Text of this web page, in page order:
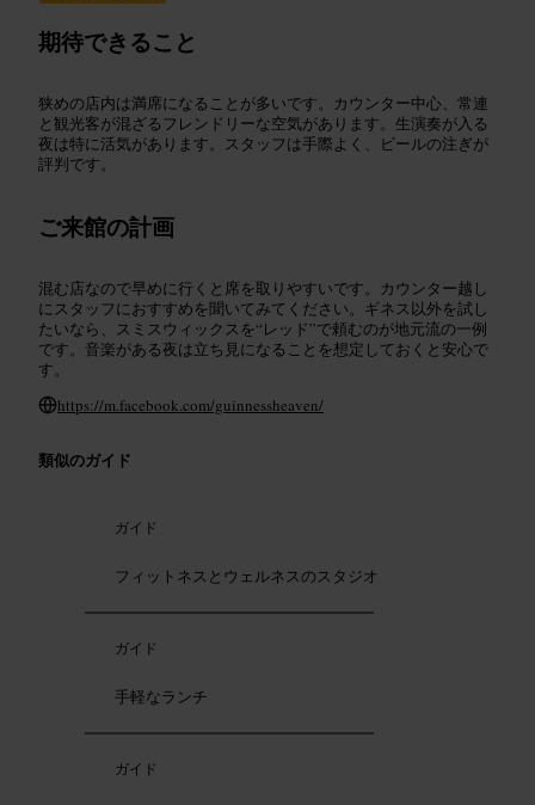
期待できること
狭めの店内は満席になることが多いです。カウンター中心、常連
と観光客が混ざるフレンドリーな空気があります。生演奏が入る
夜は特に活気があります。スタッフは手際よく、ビールの注ぎが
評判です。
ご来館の計画
混む店なので早めに行くと席を取りやすいです。カウンター越し
にスタッフにおすすめを聞いてみてください。ギネス以外を試し
たいなら、スミスウィックスを“レッド”で頼むのが地元流の一例
です。音楽がある夜は立ち見になることを想定しておくと安心で
す。
https://m.facebook.com/guinnessheaven/
類似のガイド
ガイド
フィットネスとウェルネスのスタジオ
ガイド
手軽なランチ
ガイド